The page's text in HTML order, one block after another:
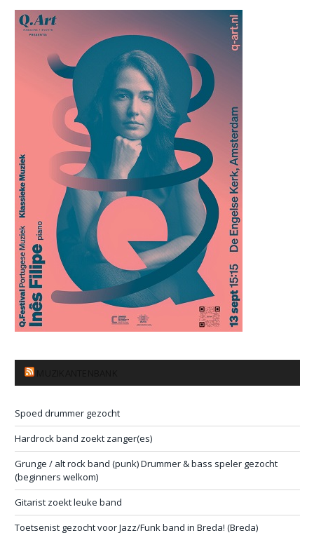
Spoed drummer gezocht
Hardrock band zoekt zanger(es)
Grunge / alt rock band (punk) Drummer & bass speler gezocht
(beginners welkom)
Gitarist zoekt leuke band
Toetsenist gezocht voor Jazz/Funk band in Breda! (Breda)